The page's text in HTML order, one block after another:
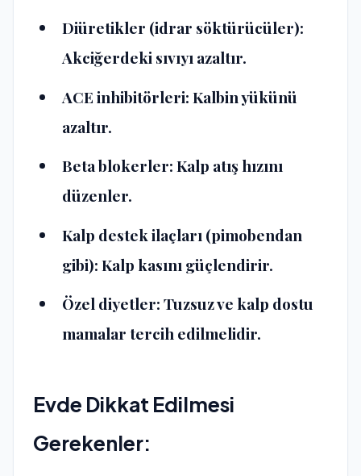
Diüretikler (idrar söktürücüler):
Akciğerdeki sıvıyı azaltır.
ACE inhibitörleri:Kalbin yükünü
azaltır.
Beta blokerler:Kalp atış hızını
düzenler.
Kalp destek ilaçları (pimobendan
gibi):Kalp kasını güçlendirir.
Özel diyetler:Tuzsuz ve kalp dostu
mamalar tercih edilmelidir.
Evde Dikkat Edilmesi
Gerekenler: